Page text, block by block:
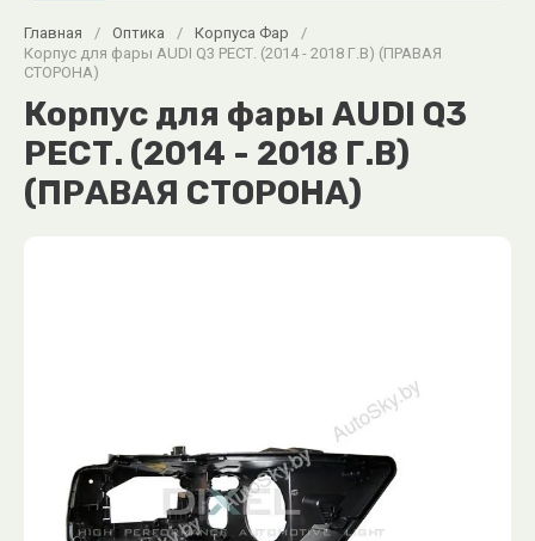
Главная / Оптика / Корпуса Фар
/
Корпус для фары AUDI Q3 РЕСТ. (2014 - 2018 Г.В) (ПРАВАЯ
СТОРОНА)
Корпус для фары AUDI Q3
РЕСТ. (2014 - 2018 Г.В)
(ПРАВАЯ СТОРОНА)